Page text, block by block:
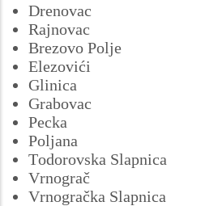
Drenovac
Rajnovac
Brezovo Polje
Elezovići
Glinica
Grabovac
Pecka
Poljana
Todorovska Slapnica
Vrnograč
Vrnogračka Slapnica